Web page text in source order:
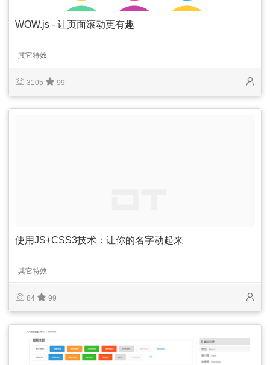
WOW.js - 让页面滚动更有趣
其它特效
3105 99
使用JS+CSS3技术：让你的名字动起来
其它特效
84 99